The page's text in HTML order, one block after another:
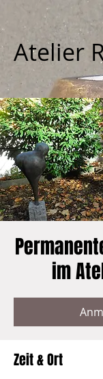
Atelier
im
Zeit & Ort